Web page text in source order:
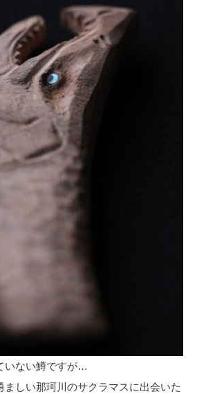
いない鱒ですが…
ましい那珂川のサクラマスに出会いた